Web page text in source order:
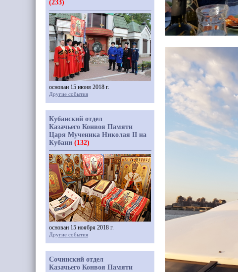
(233)
основан 15 июня 2018 г.
Другие события
Кубанский отдел
Казачьего Конвоя Памяти
Царя Мученика Николая II на
Кубани (132)
основан 15 ноября 2018 г.
Другие события
Сочинский отдел
Казачьего Конвоя Памяти